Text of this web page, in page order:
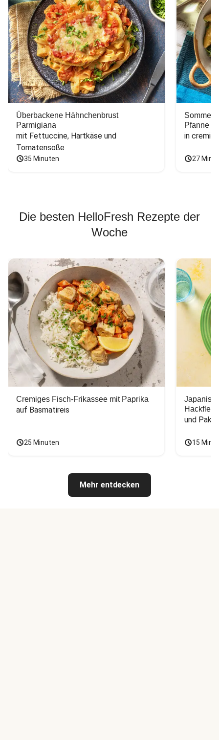
Überbackene Hähnchenbrust
Parmigiana
mit Fettuccine, Hartkäse und
Tomatensoße
35 Minuten
Pfanne
in
27
Die besten HelloFresh Rezepte der
Woche
Cremiges Fisch-Frikassee mit Paprika
auf Basmatireis
25 Minuten
und Pak
15
Mehr entdecken